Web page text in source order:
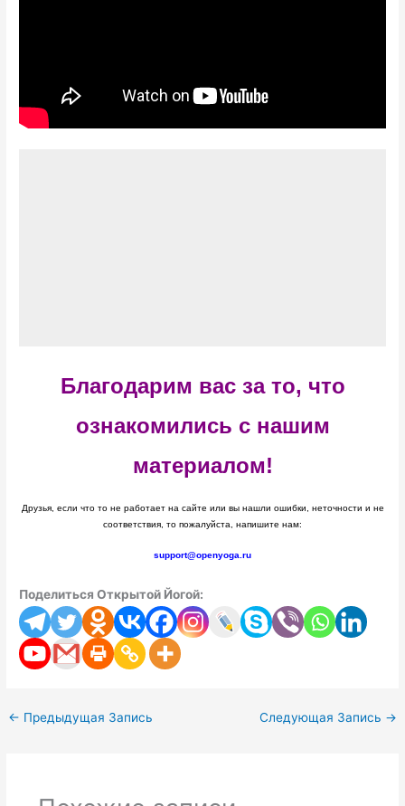
Благодарим вас за то, что
ознакомились с нашим
материалом!
Друзья, если что то не работает на сайте или вы нашли ошибки, неточности и не
соответствия, то пожалуйста, напишите нам:
support@openyoga.ru
Поделиться Открытой Йогой:
← Предыдущая Запись Следующая Запись →